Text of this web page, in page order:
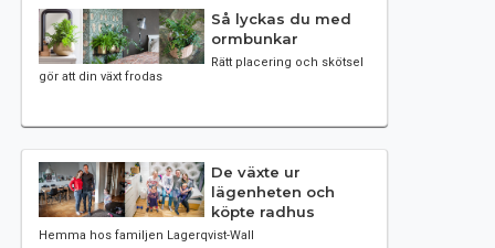
Så lyckas du med
ormbunkar
Rätt placering och skötsel
gör att din växt frodas
De växte ur
lägenheten och
köpte radhus
Hemma hos familjen Lagerqvist-Wall